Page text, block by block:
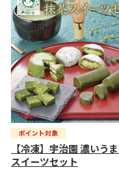
【冷凍】宇治園 濃いう
スイーツセット